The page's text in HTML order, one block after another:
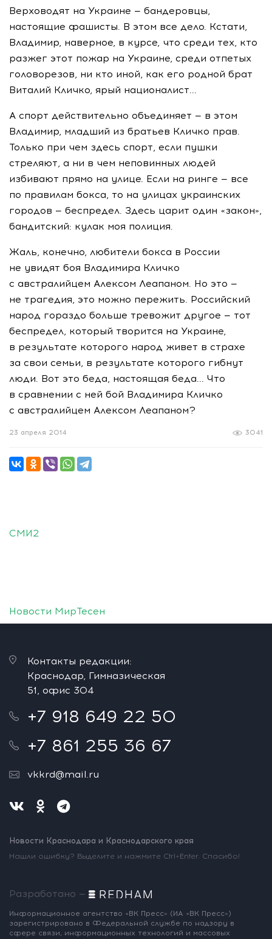
Верховодят на Украине — бандеровцы,
настоящие фашисты. В этом все дело. Кстати,
Владимир, наверное, в курсе, что среди тех, кто
разжег этот пожар на Украине, среди отпетых
головорезов, ни кто иной, как его родной брат
Виталий Кличко, ярый националист...
А спорт действительно объединяет — в этом
Владимир, младший из братьев Кличко прав.
Только при чем здесь спорт, если пушки
стреляют, а ни в чем неповинных людей
избивают прямо на улице. Если на ринге — все
по правилам бокса, то на улицах украинских
городов — беспредел. Здесь царит один «закон»,
бандитский: кулак моя полиция.
Жаль, конечно, любители бокса в России
не увидят боя Владимира Кличко
с австралийцем Алексом Леапаном. Но это —
не трагедия, это можно пережить. Российский
народ гораздо больше тревожит другое — тот
беспредел, который творится на Украине,
в результате которого народ живет в страхе
за свои семьи, в результате которого гибнут
люди. Вот это беда, настоящая беда... Что
в сравнении с ней бой Владимира Кличко
с австралийцем Алексом Леапаном?
3041
23 апреля 2014
СМИ2
Новости МирТесен
Контакты редакции:
Краснодар, Гимназическая
51, офис 304
+7 918 649 22 50
+7 861 255 36 67
vkkrd@mail.ru
Новости Краснодара и Краснодарского края
Нашли ошибку? Выделите и нажмите Ctrl+Enter. Спасибо!
Разработано —
Информационное агентство «ВК Пресс» (ИА «ВК Пресс»)
зарегистрировано в Федеральной службе по надзору в
сфере связи, информационных технологий и массовых